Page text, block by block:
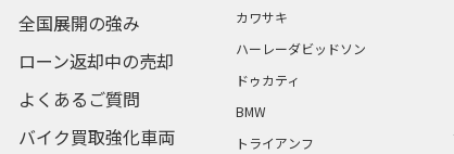
全国展開の強み
ローン返却中の売却
よくあるご質問
バイク買取強化車両
カワサキ
ハーレーダビッドソン
ドゥカティ
BMW
トライアンフ